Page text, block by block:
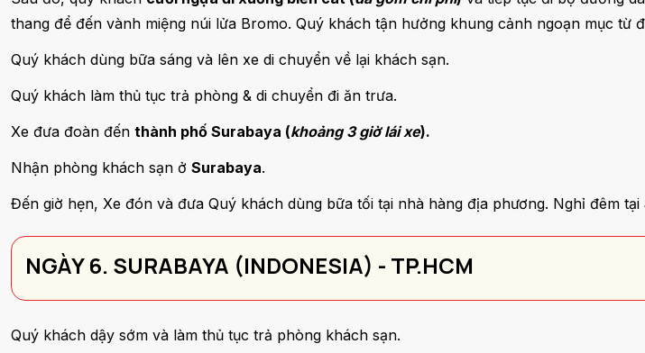
thang để đến vành miệng núi lửa Bromo. Quý khách tận hưởng khung cảnh ngoạn mục từ
Quý khách dùng bữa sáng và lên xe di chuyển về lại khách sạn.
Quý khách làm thủ tục trả phòng & di chuyển đi ăn trưa.
Xe đưa đoàn đến thành phố Surabaya (khoảng 3 giờ lái xe).
Nhận phòng khách sạn ở Surabaya.
Đến giờ hẹn, Xe đón và đưa Quý khách dùng bữa tối tại nhà hàng địa phương. Nghỉ đêm tại
NGÀY 6. SURABAYA (INDONESIA) - TP.HCM
Quý khách dậy sớm và làm thủ tục trả phòng khách sạn.